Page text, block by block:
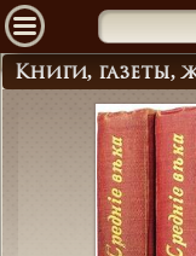
Книги, газеты,